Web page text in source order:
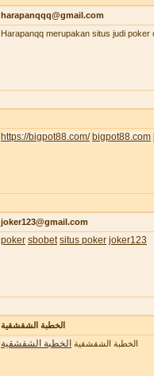
harapanqqq@gmail.com
Harapanqq merupakan situs judi poker
https://bigpot88.com/ bigpot88.com
joker123@gmail.com
poker sbobet situs poker joker123
الخطبة الشقشقية
الخطبة الشقشقية الخطبة الشقشقية